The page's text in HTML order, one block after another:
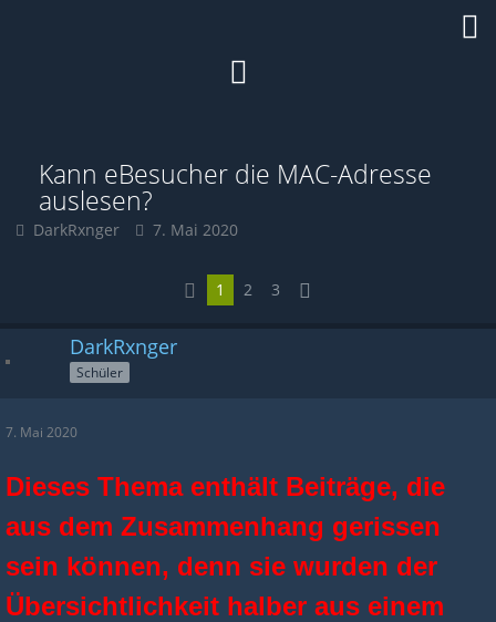
Kann eBesucher die MAC-Adresse
auslesen?
DarkRxnger 7. Mai 2020
1 2 3
DarkRxnger
Schüler
7. Mai 2020
Dieses Thema enthält Beiträge, die
aus dem Zusammenhang gerissen
sein können, denn sie wurden der
Übersichtlichkeit halber aus einem